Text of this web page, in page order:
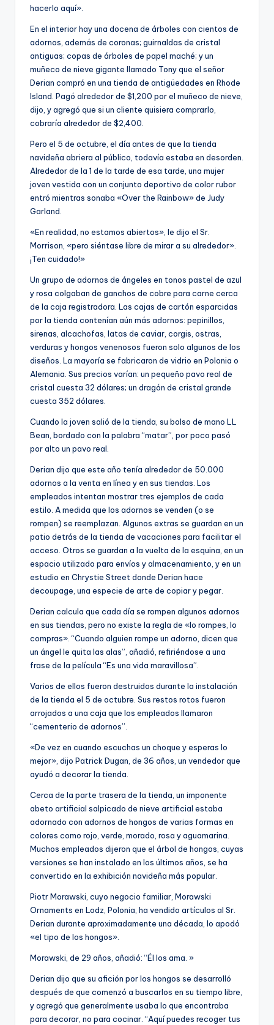
hacerlo aquí».
En el interior hay una docena de árboles con cientos de
adornos, además de coronas; guirnaldas de cristal
antiguas; copas de árboles de papel maché; y un
muñeco de nieve gigante llamado Tony que el señor
Derian compró en una tienda de antigüedades en Rhode
Island. Pagó alrededor de $1,200 por el muñeco de nieve,
dijo, y agregó que si un cliente quisiera comprarlo,
cobraría alrededor de $2,400.
Pero el 5 de octubre, el día antes de que la tienda
navideña abriera al público, todavía estaba en desorden.
Alrededor de la 1 de la tarde de esa tarde, una mujer
joven vestida con un conjunto deportivo de color rubor
entró mientras sonaba «Over the Rainbow» de Judy
Garland.
«En realidad, no estamos abiertos», le dijo el Sr.
Morrison, «pero siéntase libre de mirar a su alrededor».
¡Ten cuidado!»
Un grupo de adornos de ángeles en tonos pastel de azul
y rosa colgaban de ganchos de cobre para carne cerca
de la caja registradora. Las cajas de cartón esparcidas
por la tienda contenían aún más adornos: pepinillos,
sirenas, alcachofas, latas de caviar, corgis, ostras,
verduras y hongos venenosos fueron solo algunos de los
diseños. La mayoría se fabricaron de vidrio en Polonia o
Alemania. Sus precios varían: un pequeño pavo real de
cristal cuesta 32 dólares; un dragón de cristal grande
cuesta 352 dólares.
Cuando la joven salió de la tienda, su bolso de mano LL
Bean, bordado con la palabra “matar”, por poco pasó
por alto un pavo real.
Derian dijo que este año tenía alrededor de 50.000
adornos a la venta en línea y en sus tiendas. Los
empleados intentan mostrar tres ejemplos de cada
estilo. A medida que los adornos se venden (o se
rompen) se reemplazan. Algunos extras se guardan en un
patio detrás de la tienda de vacaciones para facilitar el
acceso. Otros se guardan a la vuelta de la esquina, en un
espacio utilizado para envíos y almacenamiento, y en un
estudio en Chrystie Street donde Derian hace
decoupage, una especie de arte de copiar y pegar.
Derian calcula que cada día se rompen algunos adornos
en sus tiendas, pero no existe la regla de «lo rompes, lo
compras». “Cuando alguien rompe un adorno, dicen que
un ángel le quita las alas”, añadió, refiriéndose a una
frase de la película “Es una vida maravillosa”.
Varios de ellos fueron destruidos durante la instalación
de la tienda el 5 de octubre. Sus restos rotos fueron
arrojados a una caja que los empleados llamaron
“cementerio de adornos”.
«De vez en cuando escuchas un choque y esperas lo
mejor», dijo Patrick Dugan, de 36 años, un vendedor que
ayudó a decorar la tienda.
Cerca de la parte trasera de la tienda, un imponente
abeto artificial salpicado de nieve artificial estaba
adornado con adornos de hongos de varias formas en
colores como rojo, verde, morado, rosa y aguamarina.
Muchos empleados dijeron que el árbol de hongos, cuyas
versiones se han instalado en los últimos años, se ha
convertido en la exhibición navideña más popular.
Piotr Morawski, cuyo negocio familiar, Morawski
Ornaments en Lodz, Polonia, ha vendido artículos al Sr.
Derian durante aproximadamente una década, lo apodó
«el tipo de los hongos».
Morawski, de 29 años, añadió: “Él los ama. »
Derian dijo que su afición por los hongos se desarrolló
después de que comenzó a buscarlos en su tiempo libre,
y agregó que generalmente usaba lo que encontraba
para decorar, no para cocinar. “Aquí puedes recoger tus